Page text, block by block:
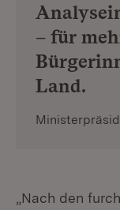
– für
Land.
„Nach den